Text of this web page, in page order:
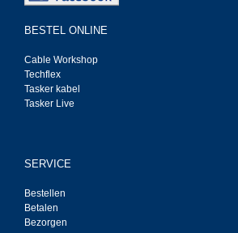
BESTEL ONLINE
Cable Workshop
Techflex
Tasker kabel
Tasker Live
SERVICE
Bestellen
Betalen
Bezorgen